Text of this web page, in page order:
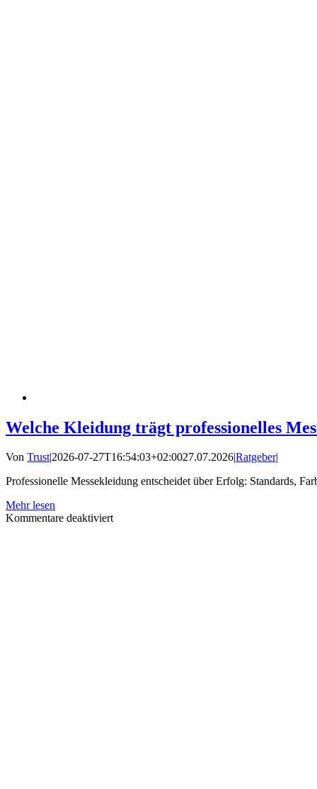
Welche Kleidung trägt professionelles
Von Trust|2026-07-27T16:54:03+02:0027.07.2026|Ratgeber|
Professionelle Messekleidung entscheidet über Erfolg: Standards,
Mehr lesen
Kommentare deaktiviertfür